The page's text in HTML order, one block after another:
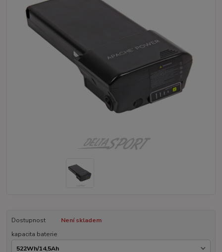
Dostupnost
Není skladem
kapacita baterie